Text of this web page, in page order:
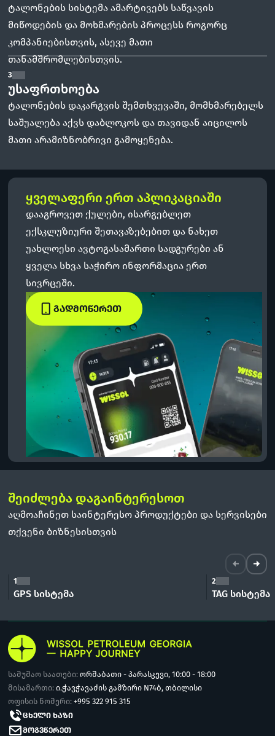
ტალონების სისტემა ამარტივებს საწვავის
მიწოდების და მოხმარების პროცესს როგორც
კომპანიებისთვის, ასევე მათი
თანამშრომლებისთვის.
3
უსაფრთხოება
ტალონების დაკარგვის შემთხვევაში, მომხმარებელს
საშუალება აქვს დაბლოკოს და თავიდან აიცილოს
მათი არამიზნობრივი გამოყენება.
ყველაფერი ერთ აპლიკაციაში
დააგროვეთ ქულები, ისარგებლეთ
ექსკლუზიური შეთავაზებებით და ნახეთ
უახლოესი ავტოგასამართი სადგურები ან
ყველა სხვა საჭირო ინფორმაცია ერთ
სივრცეში.
ᲒᲐᲓᲛᲝᲬᲔᲠᲔᲗ
შეიძლება დაგაინტერესოთ
აღმოაჩინეთ საინტერესო პროდუქტები და სერვისები
თქვენი ბიზნესისთვის
1
GPS სისტემა
2
TAG სისტემა
სამუშაო საათები: ორშაბათი - პარასკევი, 10:00 - 18:00
მისამართი: ი.ჭავჭავაძის გამზირი N74ბ, თბილისი
ოფისის ნომერი: +995 322 915 315
ᲪᲮᲔᲚᲘ ᲮᲐᲖᲘ
ᲛᲝᲒᲕᲬᲔᲠᲔᲗ